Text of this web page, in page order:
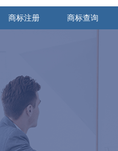
商标注册 商标查询